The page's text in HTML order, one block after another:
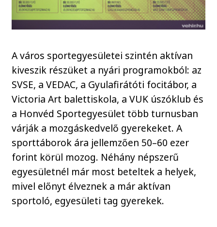
A város sportegyesületei szintén aktívan
kiveszik részüket a nyári programokból: az
SVSE, a VEDAC, a Gyulafirátóti focitábor, a
Victoria Art balettiskola, a VUK úszóklub és
a Honvéd Sportegyesület több turnusban
várják a mozgáskedvelő gyerekeket. A
sporttáborok ára jellemzően 50–60 ezer
forint körül mozog. Néhány népszerű
egyesületnél már most beteltek a helyek,
mivel előnyt élveznek a már aktívan
sportoló, egyesületi tag gyerekek.